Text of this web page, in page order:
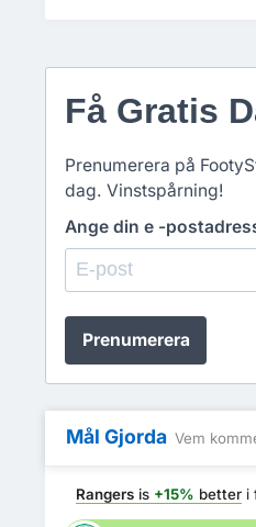
Få Gratis
Prenumerera på
dag. Vinstspårning!
Ange din e -
Prenumerera
Mål Gjorda Vem
Rangers is +15% better i